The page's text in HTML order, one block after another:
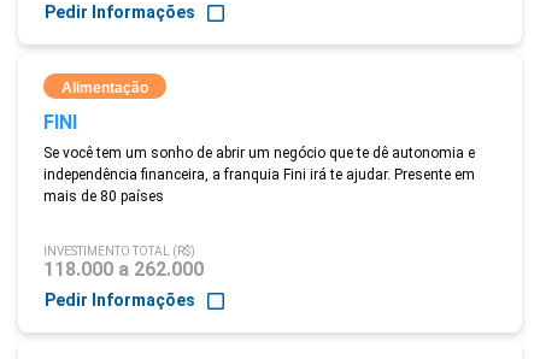
Pedir Informações
Alimentação
FINI
Se você tem um sonho de abrir um negócio que te dê autonomia e
independência financeira, a franquia Fini irá te ajudar. Presente em
mais de 80 países
INVESTIMENTO TOTAL (R$)
118.000 a 262.000
Pedir Informações